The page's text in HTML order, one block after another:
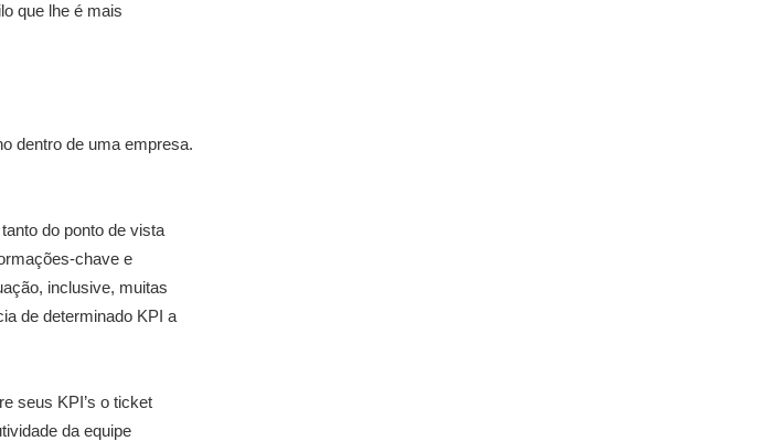
que lhe é mais
dentro de uma empresa.
do ponto de vista
chave e
inclusive, muitas
de determinado KPI a
seus KPI’s o ticket
da equipe